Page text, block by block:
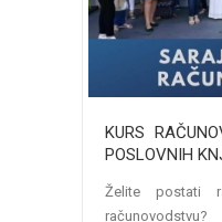
KURS
POSLOVNIH
Želite postati